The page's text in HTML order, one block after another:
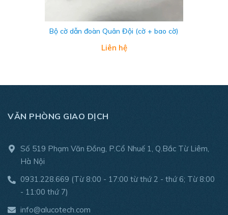
Bộ cờ dẫn đoàn Quân Đội (cờ + bao cờ)
Liên hệ
VĂN PHÒNG GIAO DỊCH
Số 519 Phạm Văn Đồng, P.Cổ Nhuế 1, Q.Bắc Từ Liêm,
Hà Nội
0931.228.669 (Từ 8:00 - 17:00 từ thứ 2 - thứ 6; Từ 8:00
- 11:00 thứ 7)
info@alucotech.com